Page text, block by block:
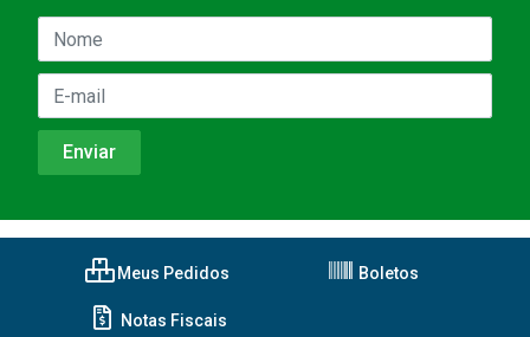
Meus Pedidos Boletos
Notas Fiscais